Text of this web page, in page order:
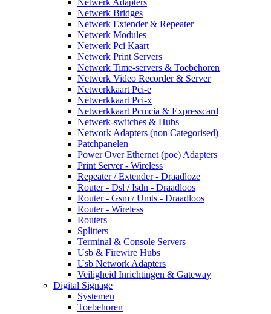
Netwerk Bridges
Netwerk Extender & Repeater
Netwerk Modules
Netwerk Pci Kaart
Netwerk Print Servers
Netwerk Time-servers & Toebehoren
Netwerk Video Recorder & Server
Netwerkkaart Pci-e
Netwerkkaart Pci-x
Netwerkkaart Pcmcia & Expresscard
Netwerk-switches & Hubs
Network Adapters (non Categorised)
Patchpanelen
Power Over Ethernet (poe) Adapters
Print Server - Wireless
Repeater / Extender - Draadloze
Router - Dsl / Isdn - Draadloos
Router - Gsm / Umts - Draadloos
Router - Wireless
Routers
Splitters
Terminal & Console Servers
Usb & Firewire Hubs
Usb Network Adapters
Veiligheid Inrichtingen & Gateway
Digital Signage
Systemen
Toebehoren